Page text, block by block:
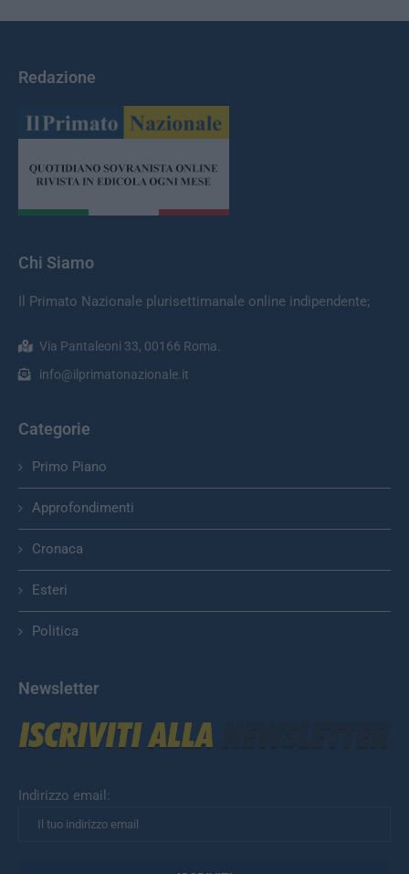
Redazione
Chi Siamo
Il Primato Nazionale plurisettimanale online indipendente;
Via Pantaleoni 33, 00166 Roma.
info@ilprimatonazionale.it
Categorie
Primo Piano
Approfondimenti
Cronaca
Esteri
Politica
Newsletter
Indirizzo email: